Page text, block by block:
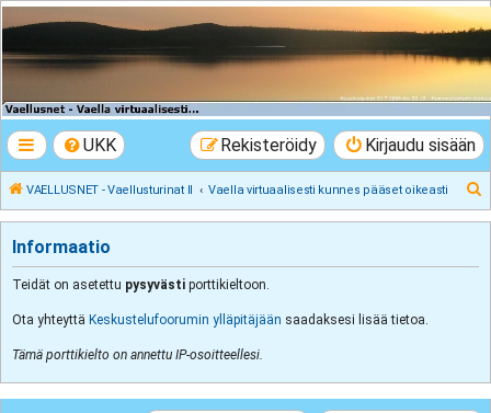
VAELLUSNET -
Vaellusturinat II
UKK Kirjaudu sisään
Rekisteröidy
VAELLUSNET - Vaellusturinat II Vaella virtuaalisesti kunnes pääset oikeasti
Informaatio
Teidät on asetettu pysyvästi porttikieltoon.
Ota yhteyttä Keskustelufoorumin ylläpitäjään saadaksesi lisää tietoa.
Tämä porttikielto on annettu IP-osoitteellesi.